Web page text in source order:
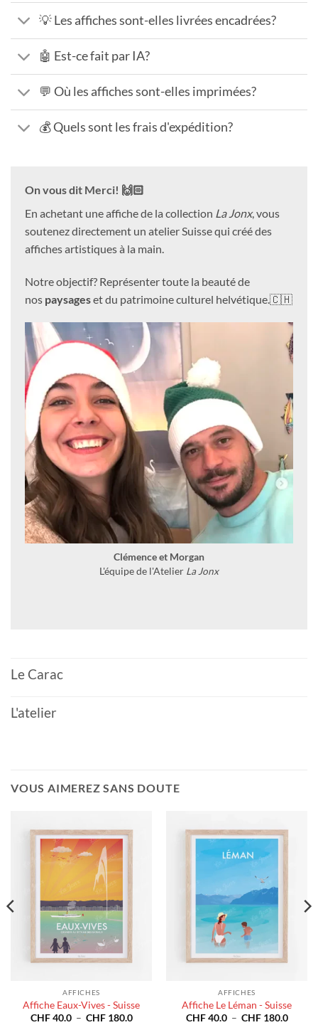
💡 Les affiches sont-elles livrées encadrées?
🤖 Est-ce fait par IA?
💬 Où les affiches sont-elles imprimées?
💰 Quels sont les frais d'expédition?
On vous dit Merci! 🙌🏻
En achetant une affiche de la collection La Jonx, vous
soutenez directement un atelier Suisse qui créé des
affiches artistiques à la main.
Notre objectif? Représenter toute la beauté de
nos paysageset du patrimoine culturel helvétique.🇨🇭
Clémence et Morgan
L'équipe de l'Atelier La Jonx
Le Carac
L'atelier
VOUS AIMEREZ SANS DOUTE
AFFICHES
Affiche Eaux-Vives - Suisse
CHF40.0 – CHF180.0Plage
AFFICHES
Affiche Le Léman - Suisse
CHF40.0 – CHF180.0Plage